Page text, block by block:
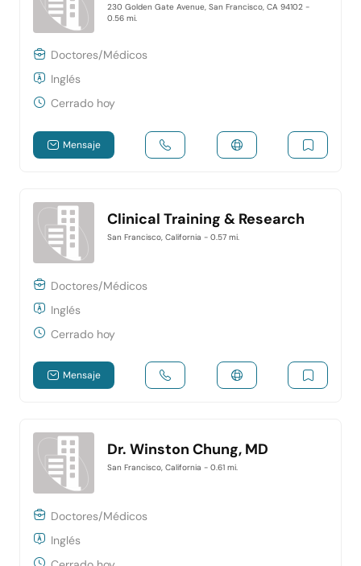
230 Golden Gate Avenue, San Francisco, CA 94102 -
0.56 mi.
Doctores/Médicos
Inglés
Cerrado hoy
Mensaje
Clinical Training & Research
San Francisco, California - 0.57 mi.
Doctores/Médicos
Inglés
Cerrado hoy
Mensaje
Dr. Winston Chung, MD
San Francisco, California - 0.61 mi.
Doctores/Médicos
Inglés